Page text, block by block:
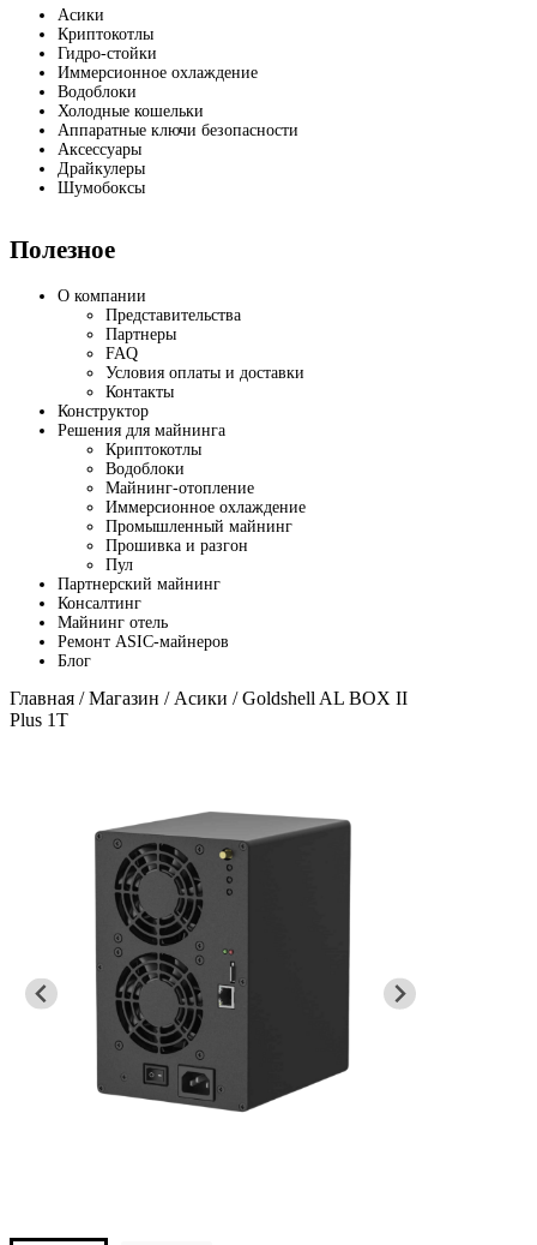
Асики
Криптокотлы
Гидро-стойки
Иммерсионное охлаждение
Водоблоки
Холодные кошельки
Аппаратные ключи безопасности
Аксессуары
Драйкулеры
Шумобоксы
Полезное
О компании
Представительства
Партнеры
FAQ
Условия оплаты и доставки
Контакты
Конструктор
Решения для майнинга
Криптокотлы
Водоблоки
Майнинг-отопление
Иммерсионное охлаждение
Промышленный майнинг
Прошивка и разгон
Пул
Партнерский майнинг
Консалтинг
Майнинг отель
Ремонт ASIC-майнеров
Блог
Главная /Магазин / Асики / Goldshell AL BOX II
Plus 1T